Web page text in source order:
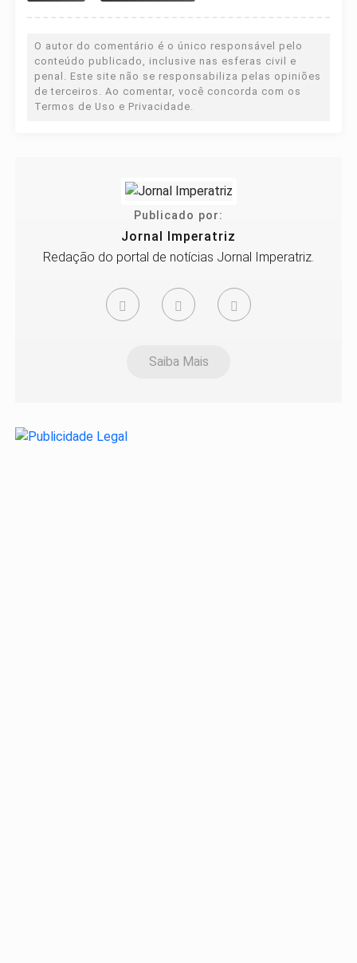
O autor do comentário é o único responsável pelo
conteúdo publicado, inclusive nas esferas civil e
penal. Este site não se responsabiliza pelas opiniões
de terceiros. Ao comentar, você concorda com os
Termos de Uso e Privacidade.
Publicado por:
Jornal Imperatriz
Redação do portal de notícias Jornal Imperatriz.
Saiba Mais